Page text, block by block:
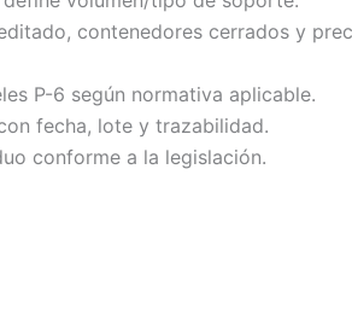
contenedores cerrados y
P-6 según normativa aplicable.
fecha, lote y trazabilidad.
conforme a la legislación.